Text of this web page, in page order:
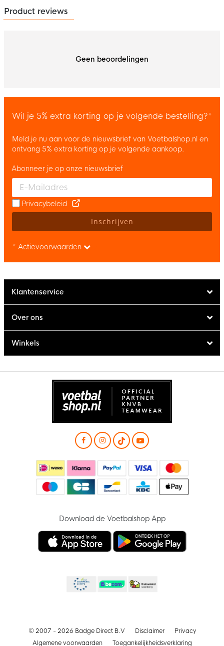
Product reviews
Geen beoordelingen
Wil je 5% extra korting op je volgende bestelling?*
Meld je nu aan voor de nieuwsbrief van Voetbalshop.nl en
ontvang 5% extra korting op je volgende aankoop.
Enter your email and accept the privacy policy to subscribe to
Abonneer je op onze nieuwsbrief
Privacybeleid
Inschrijven
* Actievoorwaarden
Klantenservice
Over ons
Winkels
Download de Voetbalshop App
© 2007 - 2026 Badge Direct B.V Disclaimer
Privacy
Algemene voorwaarden
Toegankelijkheidsverklaring